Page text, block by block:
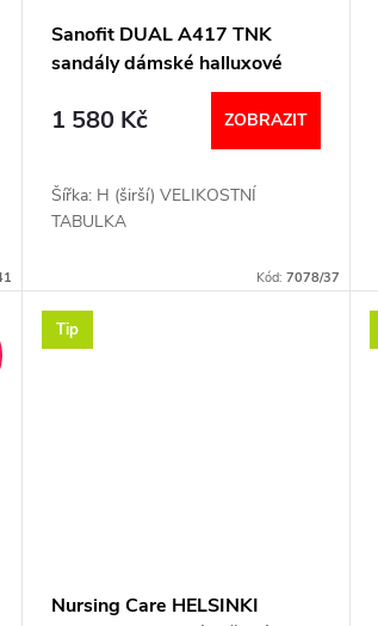
Sanofit DUAL A417 TNK
sandály dámské halluxové
1 580 Kč ZOBRAZIT
Šířka: H (širší) VELIKOSTNÍ
TABULKA
Kód: 7078/37
Tip
Nursing Care HELSINKI